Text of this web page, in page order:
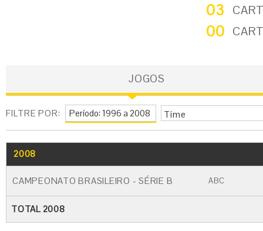
03
00
JOGOS
FILTRE POR: Time
2008
CAMPEONATO BRASILEIRO - SÉRIE B ABC
TOTAL 2008